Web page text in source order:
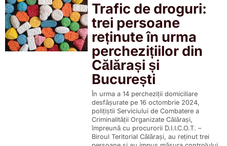
Trafic de droguri:
trei persoane
reținute în urma
perchezițiilor din
Călărași și
București
În urma a 14 percheziții domiciliare
desfășurate pe 16 octombrie 2024,
polițiștii Serviciului de Combatere a
Criminalității Organizate Călărași,
împreună cu procurorii D.I.I.C.O.T. –
Biroul Teritorial Călărași, au reținut trei